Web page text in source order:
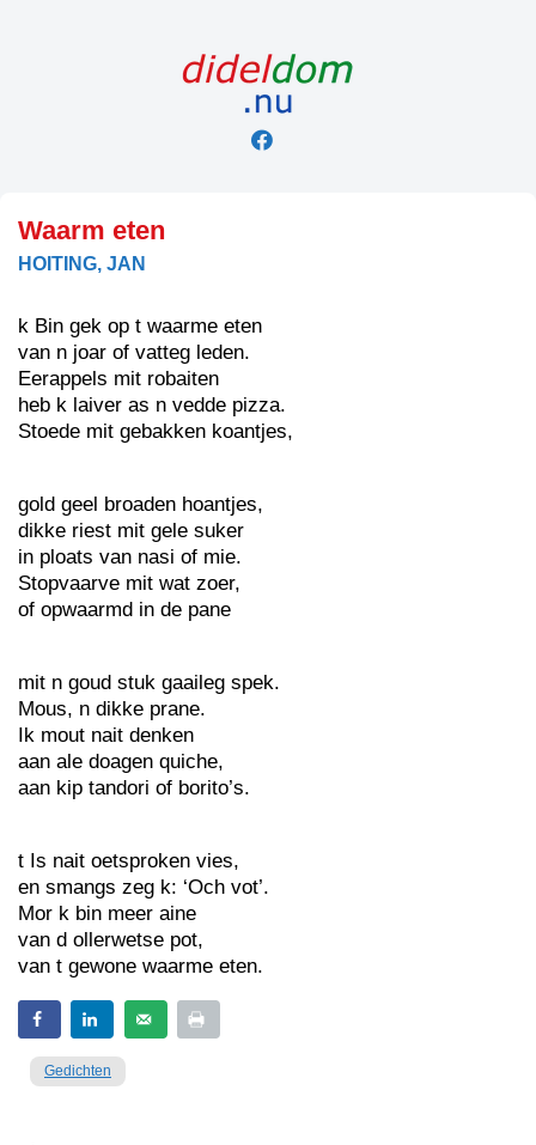
Waarm eten
HOITING, JAN
k Bin gek op t waarme eten
van n joar of vatteg leden.
Eerappels mit robaiten
heb k laiver as n vedde pizza.
Stoede mit gebakken koantjes,
gold geel broaden hoantjes,
dikke riest mit gele suker
in ploats van nasi of mie.
Stopvaarve mit wat zoer,
of opwaarmd in de pane
mit n goud stuk gaaileg spek.
Mous, n dikke prane.
Ik mout nait denken
aan ale doagen quiche,
aan kip tandori of borito’s.
t Is nait oetsproken vies,
en smangs zeg k: ‘Och vot’.
Mor k bin meer aine
van d ollerwetse pot,
van t gewone waarme eten.
Gedichten